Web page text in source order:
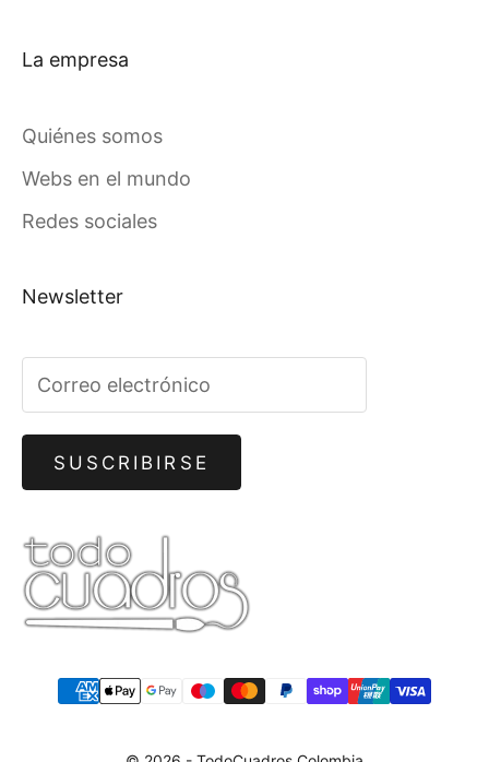
La empresa
Quiénes somos
Webs en el mundo
Redes sociales
Newsletter
SUSCRIBIRSE